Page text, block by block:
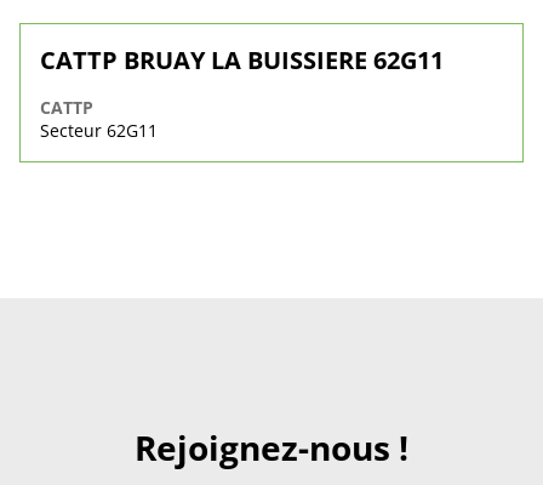
CATTP BRUAY LA BUISSIERE 62G11
CATTP
Secteur 62G11
Rejoignez-nous !